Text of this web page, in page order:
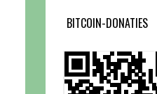
BITCOIN-DONATIES